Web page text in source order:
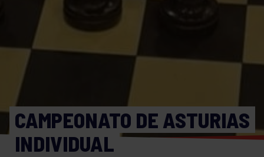
CAMPEONATO DE ASTURIAS
INDIVIDUAL